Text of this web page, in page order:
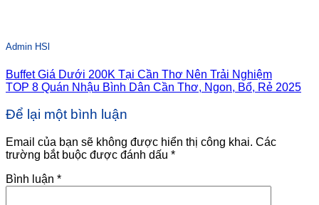
Admin HSl
Buffet Giá Dưới 200K Tại Cần Thơ Nên Trải Nghiệm
TOP 8 Quán Nhậu Bình Dân Cần Thơ, Ngon, Bổ, Rẻ 2025
Để lại một bình luận
Email của bạn sẽ không được hiển thị công khai. Các
trường bắt buộc được đánh dấu *
Bình luận *